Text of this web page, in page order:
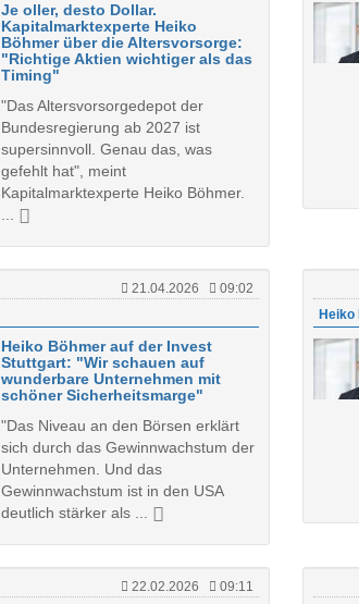
Je oller, desto Dollar.
Kapitalmarktexperte Heiko
Böhmer über die Altersvorsorge:
"Richtige Aktien wichtiger als das
Timing"
"Das Altersvorsorgedepot der
Bundesregierung ab 2027 ist
supersinnvoll. Genau das, was
gefehlt hat", meint
Kapitalmarktexperte Heiko Böhmer.
...
21.04.2026
09:02
Heiko Böhmer auf der Invest
Stuttgart: "Wir schauen auf
wunderbare Unternehmen mit
schöner Sicherheitsmarge"
"Das Niveau an den Börsen erklärt
sich durch das Gewinnwachstum der
Unternehmen. Und das
Gewinnwachstum ist in den USA
deutlich stärker als ...
Heiko
22.02.2026
09:11